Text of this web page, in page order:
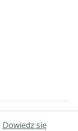
zastrzeżone.
Dowiedz się